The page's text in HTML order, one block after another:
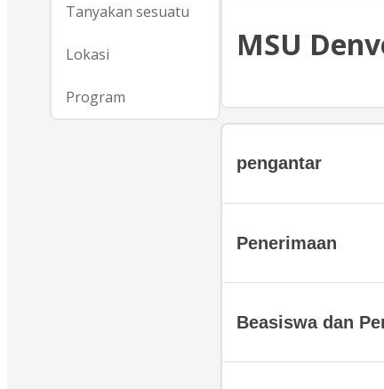
Tanyakan sesuatu
Lokasi
Program
MSU
pengantar
Penerimaan
Beasiswa dan